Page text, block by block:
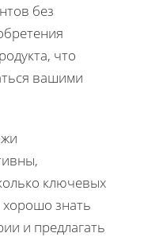
без
что
вашими
ключевых
знать
и предлагать